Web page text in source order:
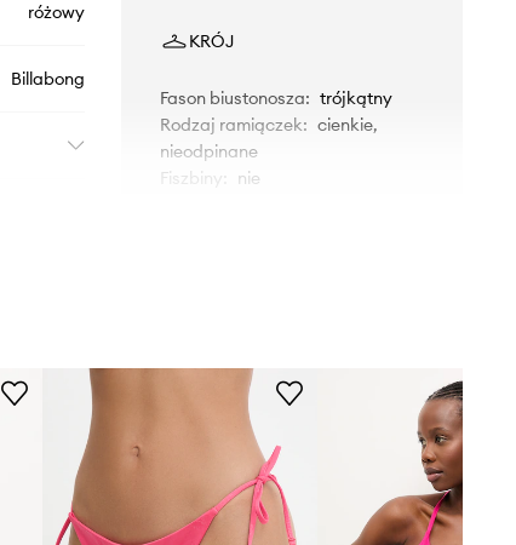
różowy
Billabong
KRÓJ
Fason biustonosza: trójkątny
Rodzaj ramiączek: cienkie,
nieodpinane
Fiszbiny
nie